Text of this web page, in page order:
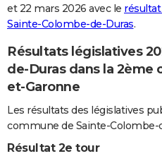
FORUM
et 22 mars 2026 avec le
Sainte-Colombe-de-Duras.
Résultats législatives
de-Duras dans la
et-Garonne
Les résultats des législatives
commune de Sainte-Colombe-
Résultat 2e tour